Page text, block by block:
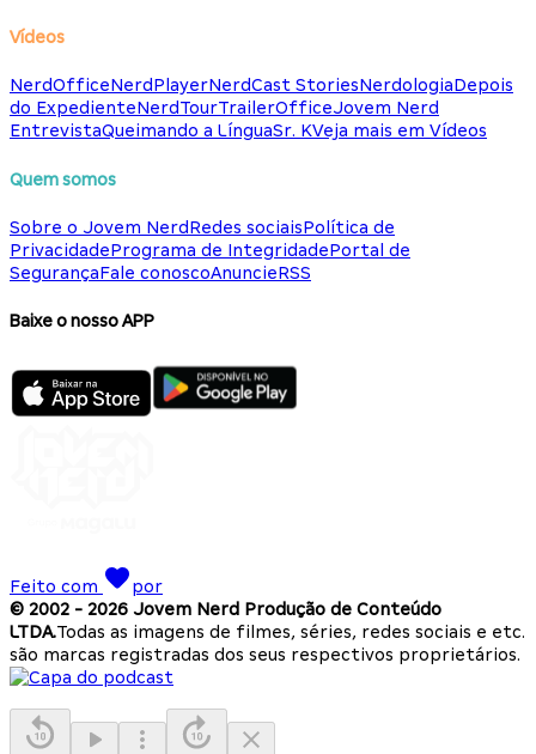
Vídeos
NerdOfficeNerdPlayerNerdCast StoriesNerdologiaDepois
do ExpedienteNerdTourTrailerOfficeJovem Nerd
EntrevistaQueimando a LínguaSr. KVeja mais em Vídeos
Quem somos
Sobre o Jovem NerdRedes sociaisPolítica de
PrivacidadePrograma de IntegridadePortal de
SegurançaFale conoscoAnuncieRSS
Baixe o nosso APP
Feito com
por
© 2002 - 2026 Jovem Nerd Produção de Conteúdo
LTDA.Todas as imagens de filmes, séries, redes sociais e etc.
são marcas registradas dos seus respectivos proprietários.